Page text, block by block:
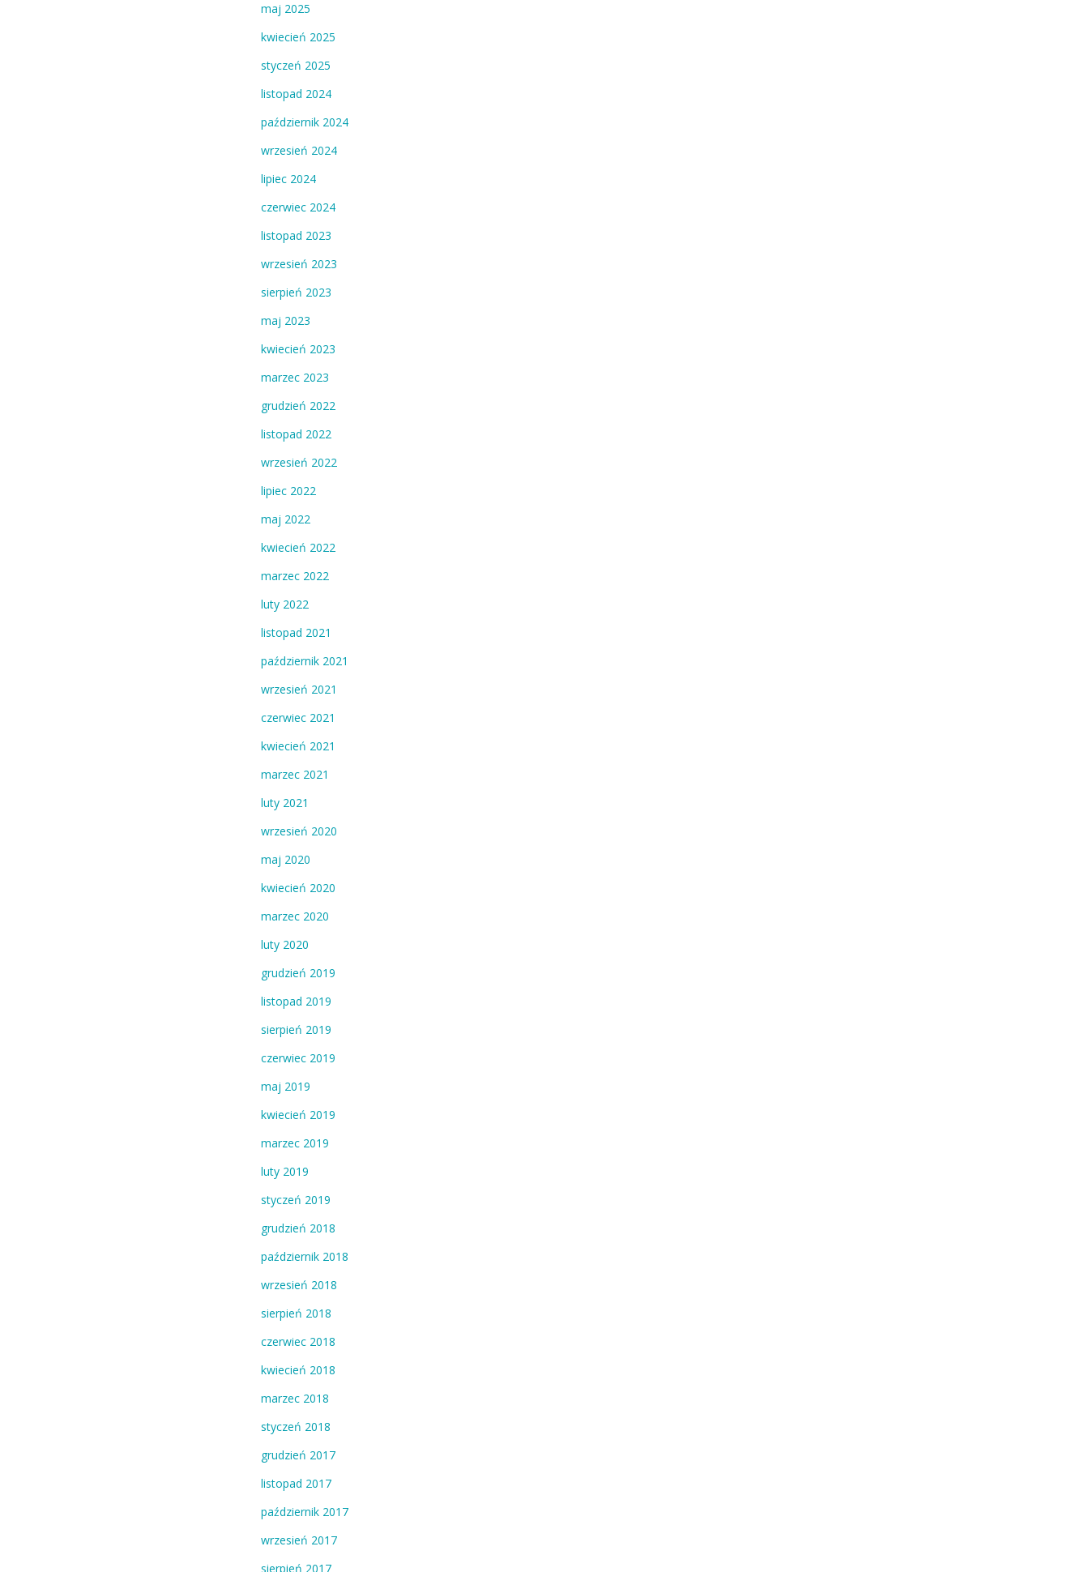
maj 2025
kwiecień 2025
styczeń 2025
listopad 2024
październik 2024
wrzesień 2024
lipiec 2024
czerwiec 2024
listopad 2023
wrzesień 2023
sierpień 2023
maj 2023
kwiecień 2023
marzec 2023
grudzień 2022
listopad 2022
wrzesień 2022
lipiec 2022
maj 2022
kwiecień 2022
marzec 2022
luty 2022
listopad 2021
październik 2021
wrzesień 2021
czerwiec 2021
kwiecień 2021
marzec 2021
luty 2021
wrzesień 2020
maj 2020
kwiecień 2020
marzec 2020
luty 2020
grudzień 2019
listopad 2019
sierpień 2019
czerwiec 2019
maj 2019
kwiecień 2019
marzec 2019
luty 2019
styczeń 2019
grudzień 2018
październik 2018
wrzesień 2018
sierpień 2018
czerwiec 2018
kwiecień 2018
marzec 2018
styczeń 2018
grudzień 2017
listopad 2017
październik 2017
wrzesień 2017
sierpień 2017